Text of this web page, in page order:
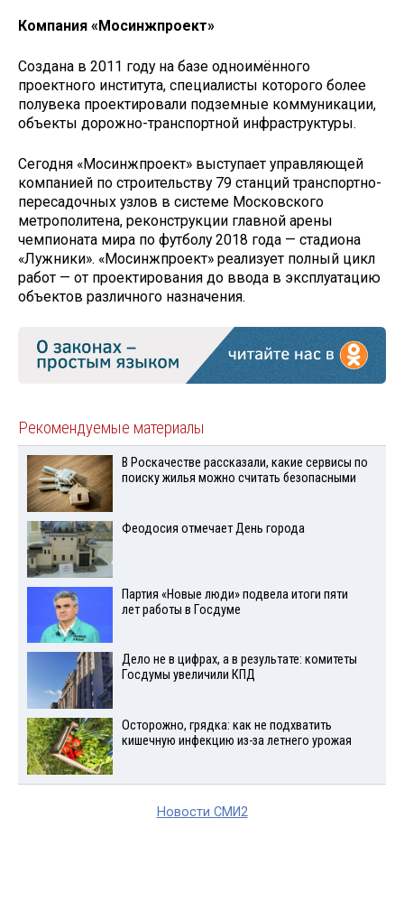
Компания «Мосинжпроект»
Создана в 2011 году на базе одноимённого
проектного института, специалисты которого более
полувека проектировали подземные коммуникации,
объекты дорожно-транспортной инфраструктуры.
Сегодня «Мосинжпроект» выступает управляющей
компанией по строительству 79 станций транспортно-
пересадочных узлов в системе Московского
метрополитена, реконструкции главной арены
чемпионата мира по футболу 2018 года — стадиона
«Лужники». «Мосинжпроект» реализует полный цикл
работ — от проектирования до ввода в эксплуатацию
объектов различного назначения.
Рекомендуемые материалы
В Роскачестве рассказали, какие сервисы по
поиску жилья можно считать безопасными
Феодосия отмечает День города
Партия «Новые люди» подвела итоги пяти
лет работы в Госдуме
Дело не в цифрах, а в результате: комитеты
Госдумы увеличили КПД
Осторожно, грядка: как не подхватить
кишечную инфекцию из-за летнего урожая
Новости СМИ2